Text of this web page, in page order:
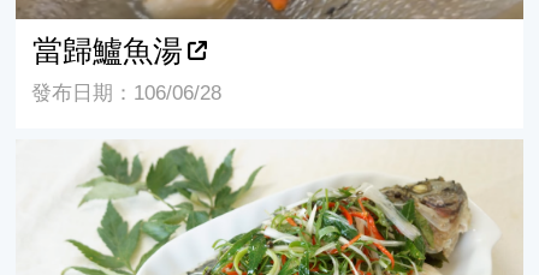
當歸鱸魚湯
發布日期：106/06/28
清蒸當歸鯛魚--美食篇